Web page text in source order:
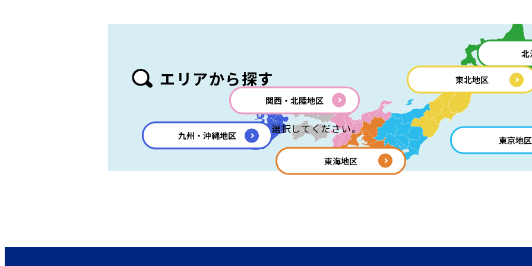
エリアから探す
ご覧になりたいエリアを選択してください。
北
東北地区
東京地区
東海地区
関西・北陸地区
九州・沖縄地区